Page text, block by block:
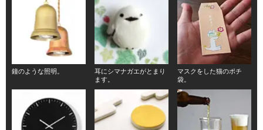
鐘のような照明。
耳にシマナガエがとまり
ます。
マスクをした猫のポチ
袋。